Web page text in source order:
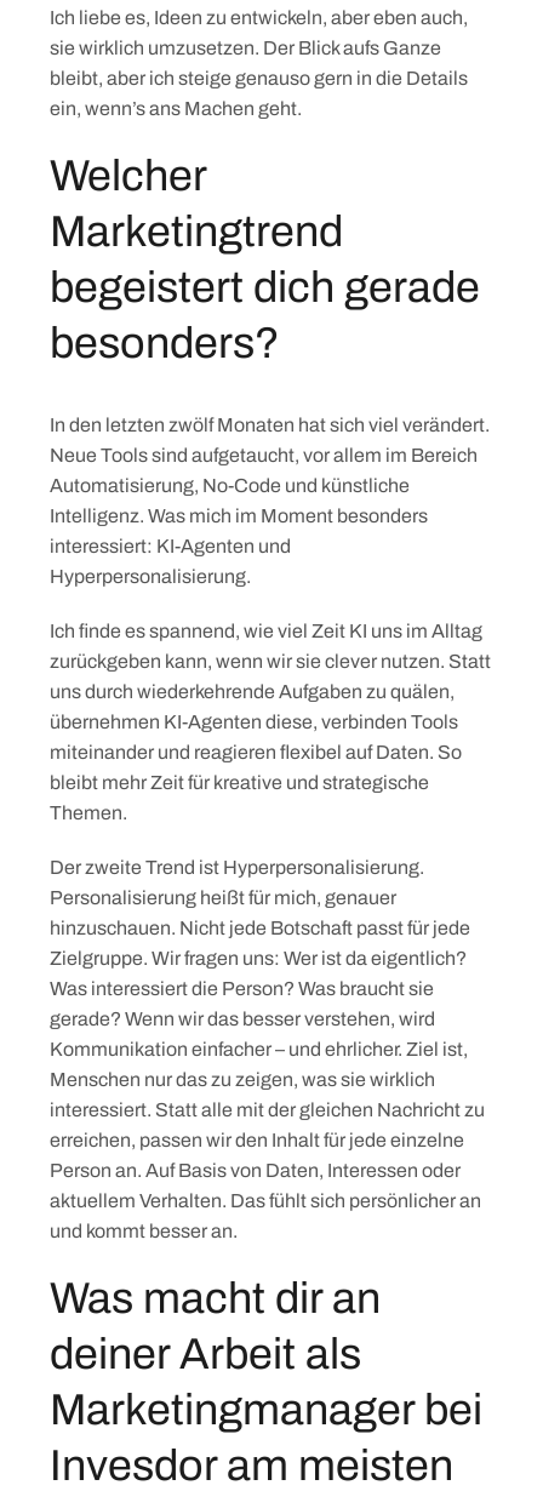
Ich liebe es, Ideen zu entwickeln, aber eben auch,
sie wirklich umzusetzen. Der Blick aufs Ganze
bleibt, aber ich steige genauso gern in die Details
ein, wenn’s ans Machen geht.
Welcher
Marketingtrend
begeistert dich gerade
besonders?
In den letzten zwölf Monaten hat sich viel verändert.
Neue Tools sind aufgetaucht, vor allem im Bereich
Automatisierung, No-Code und künstliche
Intelligenz. Was mich im Moment besonders
interessiert: KI-Agenten und
Hyperpersonalisierung.
Ich finde es spannend, wie viel Zeit KI uns im Alltag
zurückgeben kann, wenn wir sie clever nutzen. Statt
uns durch wiederkehrende Aufgaben zu quälen,
übernehmen KI-Agenten diese, verbinden Tools
miteinander und reagieren flexibel auf Daten. So
bleibt mehr Zeit für kreative und strategische
Themen.
Der zweite Trend ist Hyperpersonalisierung.
Personalisierung heißt für mich, genauer
hinzuschauen. Nicht jede Botschaft passt für jede
Zielgruppe. Wir fragen uns: Wer ist da eigentlich?
Was interessiert die Person? Was braucht sie
gerade? Wenn wir das besser verstehen, wird
Kommunikation einfacher – und ehrlicher. Ziel ist,
Menschen nur das zu zeigen, was sie wirklich
interessiert. Statt alle mit der gleichen Nachricht zu
erreichen, passen wir den Inhalt für jede einzelne
Person an. Auf Basis von Daten, Interessen oder
aktuellem Verhalten. Das fühlt sich persönlicher an
und kommt besser an.
Was macht dir an
deiner Arbeit als
Marketingmanager bei
Invesdor am meisten